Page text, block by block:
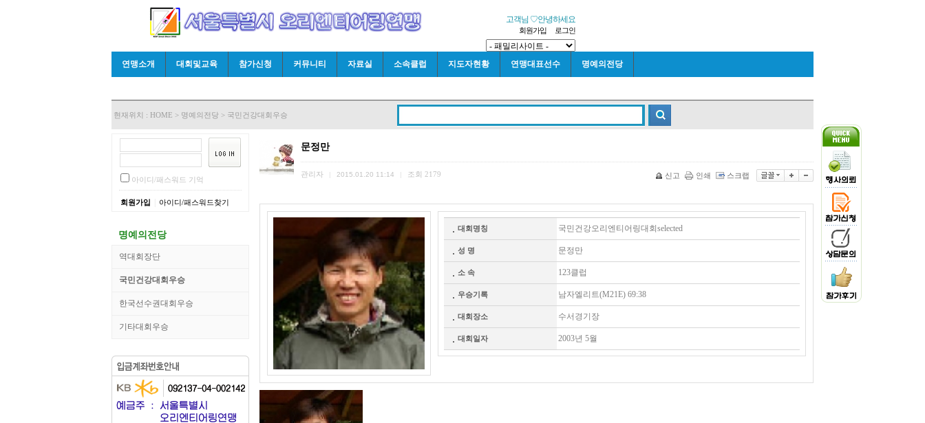
고객님 ♡안녕하세요
회원가입 로그인
연맹소개 대회및교육 참가신청 커뮤니티 자료실 소속클럽 지도자현황 연맹대표선수 명예의전당
현재위치 : HOME > 명예의전당 > 국민건강대회우승
아이디/패스워드 기억
회원가입 아이디/패스워드찾기
명예의전당
역대회장단
국민건강대회우승
한국선수권대회우승
기타대회우승
문정만
관리자 2015.01.20 11:14 조회 2179 신고 인쇄 스크랩
대회명칭 국민건강오리엔티어링대회selected
성 명 문정만
소 속 123클럽
우승기록 남자엘리트(M21E) 69:38
대회장소 수서경기장
대회일자 2003년 5월